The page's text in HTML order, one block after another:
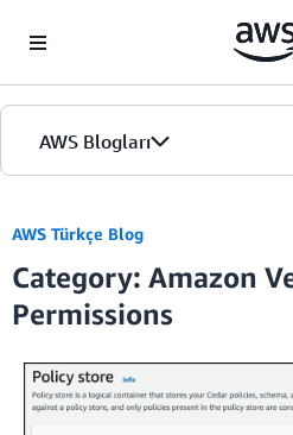
AWS Blogları
Sürümler
AWS Türkçe Blog
Category: Amazon
Permissions